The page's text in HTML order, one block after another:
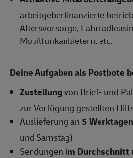
arbeitgeberfinanzierte
Altersvorsorge,
Mobilfunkanbietern, etc.
Deine Aufgaben als Postbote
Zustellungvon Brief- und
zur Verfügung gestellten
Auslieferung an5 Werktagen
und Samstag)
Sendungen im Durchschnitt